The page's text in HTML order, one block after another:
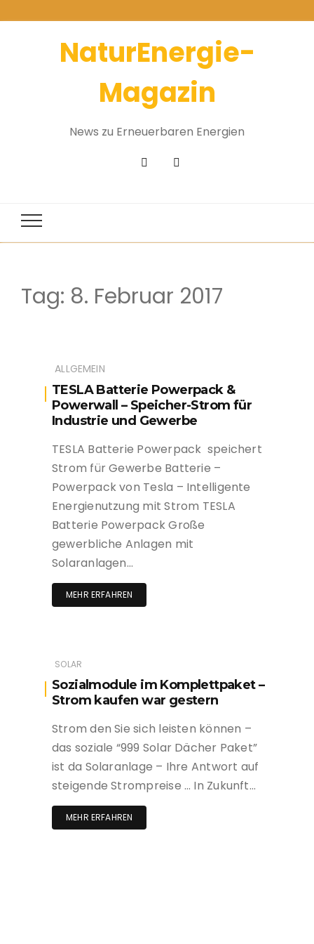
NaturEnergie-
Magazin
News zu Erneuerbaren Energien
Tag: 8. Februar 2017
ALLGEMEIN
TESLA Batterie Powerpack &
Powerwall – Speicher-Strom für
Industrie und Gewerbe
TESLA Batterie Powerpack speichert
Strom für Gewerbe Batterie –
Powerpack von Tesla – Intelligente
Energienutzung mit Strom TESLA
Batterie Powerpack Große
gewerbliche Anlagen mit
Solaranlagen…
MEHR ERFAHREN
SOLAR
Sozialmodule im Komplettpaket –
Strom kaufen war gestern
Strom den Sie sich leisten können –
das soziale “999 Solar Dächer Paket”
ist da Solaranlage – Ihre Antwort auf
steigende Strompreise … In Zukunft…
MEHR ERFAHREN